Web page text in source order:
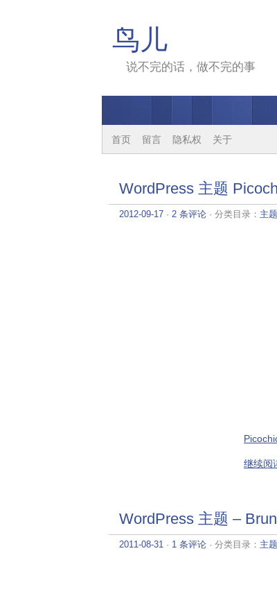
鸟儿
说不完的话，做不完的事
首页 留言 隐私权 关于
WordPress 主题
2012-09-17 · 2 条评论 · 分类目录： 主题
继续阅
WordPress 主题 –
2011-08-31 · 1 条评论 · 分类目录： 主题